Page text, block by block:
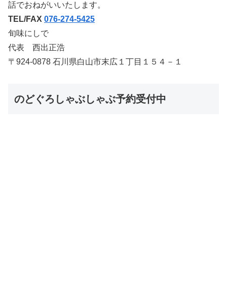
話でおねがいいたします。
TEL/FAX 076-274-5425
旬味にしで
代表 西出正浩
〒924-0878 石川県白山市末広１丁目１５４－１
のどぐろしゃぶしゃぶ予約受付中